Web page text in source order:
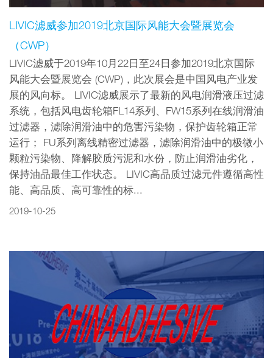
LIVIC滤威参加2019北京国际风能大会暨展览会
（CWP）
LIVIC滤威于2019年10月22日至24日参加2019北京国际
风能大会暨展览会 (CWP)，此次展会是中国风电产业发
展的风向标。 LIVIC滤威展示了最新的风电润滑液压过滤
系统，包括风电齿轮箱FL14系列、FW15系列在线润滑油
过滤器，滤除润滑油中的危害污染物，保护齿轮箱正常
运行； FU系列离线精密过滤器，滤除润滑油中的极微小
颗粒污染物、降解胶质污泥和水份，防止润滑油劣化，
保持油品最佳工作状态。 LIVIC高品质过滤元件遵循高性
能、高品质、高可靠性的标...
2019-10-25